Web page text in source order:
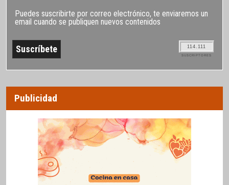
Puedes suscribirte por correo electrónico, te enviaremos un
email cuando se publiquen nuevos contenidos
114.111
SUSCRIPTORES
Publicidad